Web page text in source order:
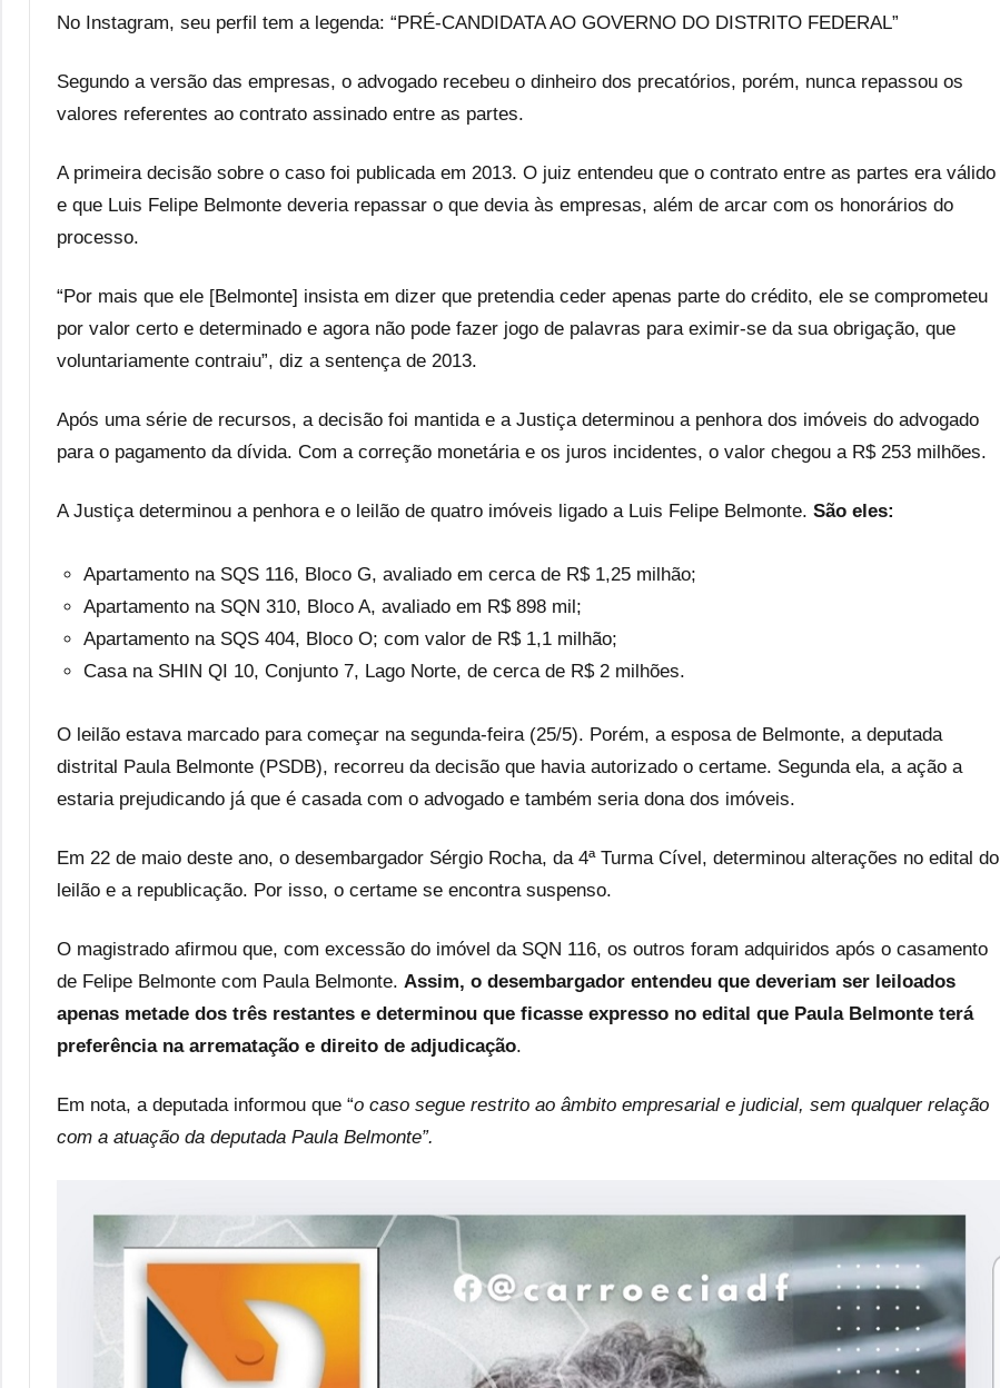
No Instagram, seu perfil tem a legenda: “PRÉ-CANDIDATA AO GOVERNO DO DISTRITO FEDERAL”
Segundo a versão das empresas, o advogado recebeu o dinheiro dos precatórios, porém, nunca repassou os
valores referentes ao contrato assinado entre as partes.
A primeira decisão sobre o caso foi publicada em 2013. O juiz entendeu que o contrato entre as partes era válido
e que Luis Felipe Belmonte deveria repassar o que devia às empresas, além de arcar com os honorários do
processo.
“Por mais que ele [Belmonte] insista em dizer que pretendia ceder apenas parte do crédito, ele se comprometeu
por valor certo e determinado e agora não pode fazer jogo de palavras para eximir-se da sua obrigação, que
voluntariamente contraiu”, diz a sentença de 2013.
Após uma série de recursos, a decisão foi mantida e a Justiça determinou a penhora dos imóveis do advogado
para o pagamento da dívida. Com a correção monetária e os juros incidentes, o valor chegou a R$ 253 milhões.
A Justiça determinou a penhora e o leilão de quatro imóveis ligado a Luis Felipe Belmonte. São eles:
Apartamento na SQS 116, Bloco G, avaliado em cerca de R$ 1,25 milhão;
Apartamento na SQN 310, Bloco A, avaliado em R$ 898 mil;
Apartamento na SQS 404, Bloco O; com valor de R$ 1,1 milhão;
Casa na SHIN QI 10, Conjunto 7, Lago Norte, de cerca de R$ 2 milhões.
O leilão estava marcado para começar na segunda-feira (25/5). Porém, a esposa de Belmonte, a deputada
distrital Paula Belmonte (PSDB), recorreu da decisão que havia autorizado o certame. Segunda ela, a ação a
estaria prejudicando já que é casada com o advogado e também seria dona dos imóveis.
Em 22 de maio deste ano, o desembargador Sérgio Rocha, da 4ª Turma Cível, determinou alterações no edital do
leilão e a republicação. Por isso, o certame se encontra suspenso.
O magistrado afirmou que, com excessão do imóvel da SQN 116, os outros foram adquiridos após o casamento
de Felipe Belmonte com Paula Belmonte. Assim, o desembargador entendeu que deveriam ser leiloados
apenas metade dos três restantes e determinou que ficasse expresso no edital que Paula Belmonte terá
preferência na arrematação e direito de adjudicação.
Em nota, a deputada informou que “o caso segue restrito ao âmbito empresarial e judicial, sem qualquer relação
com a atuação da deputada Paula Belmonte”.